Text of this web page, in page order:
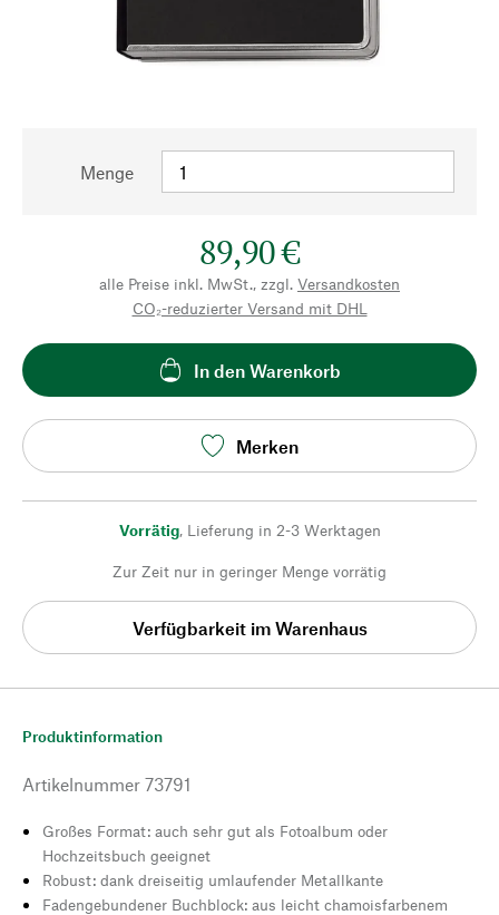
Menge
89,90 €
alle Preise inkl. MwSt., zzgl. Versandkosten
CO₂-reduzierter Versand mit DHL
In den Warenkorb
Merken
Vorrätig, Lieferung in 2-3 Werktagen
Zur Zeit nur in geringer Menge vorrätig
Verfügbarkeit im Warenhaus
Produktinformation
Artikelnummer 73791
Großes Format: auch sehr gut als Fotoalbum oder
Hochzeitsbuch geeignet
Robust: dank dreiseitig umlaufender Metallkante
Fadengebundener Buchblock: aus leicht chamoisfarbenem